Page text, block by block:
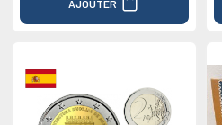
AJOUTER